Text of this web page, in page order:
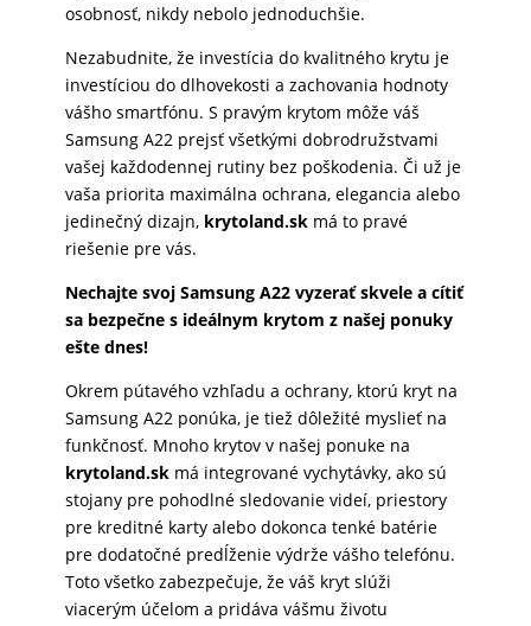
osobnosť, nikdy nebolo jednoduchšie.
Nezabudnite, že investícia do kvalitného krytu je
investíciou do dlhovekosti a zachovania hodnoty
vášho smartfónu. S pravým krytom môže váš
Samsung A22 prejsť všetkými dobrodružstvami
vašej každodennej rutiny bez poškodenia. Či už je
vaša priorita maximálna ochrana, elegancia alebo
jedinečný dizajn, krytoland.skmá to pravé
riešenie pre vás.
Nechajte svoj Samsung A22 vyzerať skvele a cítiť
sa bezpečne s ideálnym krytom z našej ponuky
ešte dnes!
Okrem pútavého vzhľadu a ochrany, ktorú kryt na
Samsung A22 ponúka, je tiež dôležité myslieť na
funkčnosť. Mnoho krytov v našej ponuke na
krytoland.skmá integrované vychytávky, ako sú
stojany pre pohodlné sledovanie videí, priestory
pre kreditné karty alebo dokonca tenké batérie
pre dodatočné predĺženie výdrže vášho telefónu.
Toto všetko zabezpečuje, že váš kryt slúži
viacerým účelom a pridáva vášmu životu